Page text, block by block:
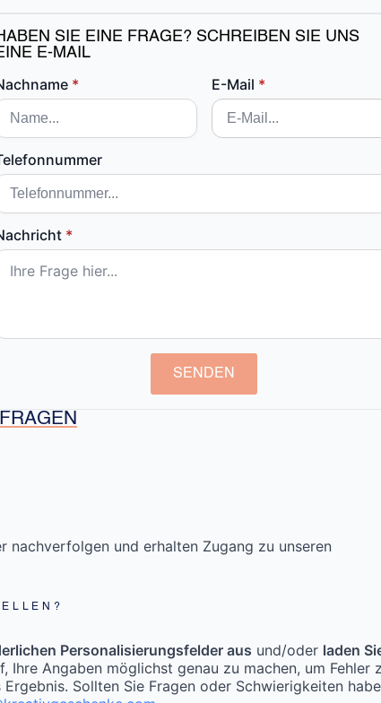
SIE EINE FRAGE? SCHREIBEN SIE UNS
E-MAIL
* E-Mail *
*
SENDEN
nachverfolgen und erhalten Zugang zu unseren
Personalisierungsfelder aus und/oder laden
Ihre Angaben möglichst genau zu machen, um Fehler
Sollten Sie Fragen oder Schwierigkeiten